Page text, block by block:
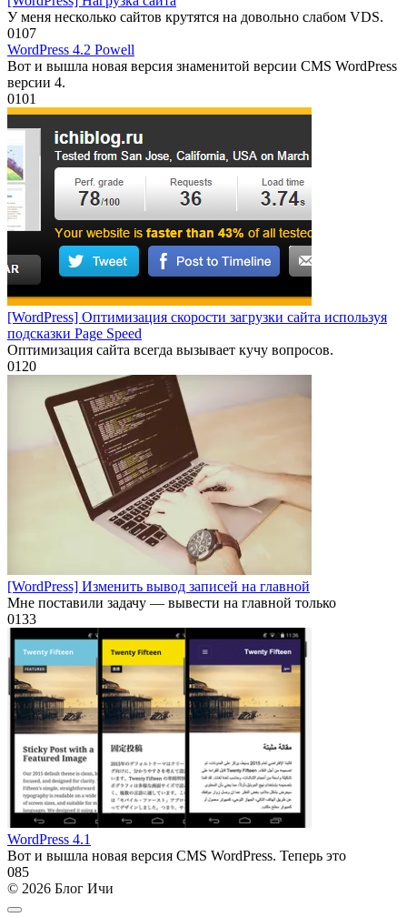
У меня несколько сайтов крутятся на довольно слабом VDS.
0107
WordPress 4.2 Powell
Вот и вышла новая версия знаменитой версии CMS WordPress
версии 4.
0101
[WordPress] Оптимизация скорости загрузки сайта используя
подсказки Page Speed
Оптимизация сайта всегда вызывает кучу вопросов.
0120
[WordPress] Изменить вывод записей на главной
Мне поставили задачу — вывести на главной только
0133
WordPress 4.1
Вот и вышла новая версия CMS WordPress. Теперь это
085
© 2026 Блог Ичи